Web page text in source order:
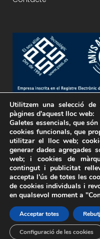
Empresa inscrita en el
Licitadores (RELI).
Nº Registre: N32346812
©
Utilitzem una selecció
pàgines d'aquest lloc web:
Galetes essencials, que
cookies funcionals, que
utilitzar el lloc web;
generar dades agregades
web; i cookies de
contingut i publicitat
accepta l'ús de totes les
de cookies individuals i
en qualsevol moment a
Acceptar totes
Configuració de les cookies